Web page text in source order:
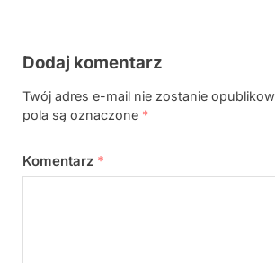
Dodaj komentarz
Twój adres e-mail nie zostanie
pola są oznaczone *
Komentarz *